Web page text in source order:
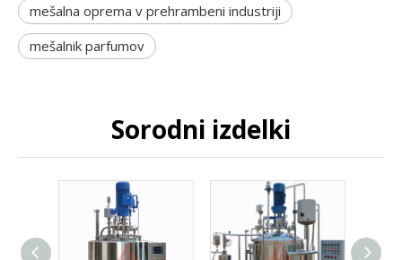
mešalna oprema v prehrambeni industriji
mešalnik parfumov
Sorodni izdelki